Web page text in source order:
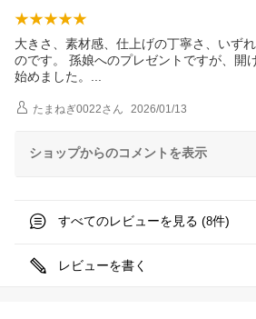
大きさ、素材感、仕上げの丁寧さ、いず
のです。 孫娘へのプレゼントですが、開
始めました 。
たまねぎ0022さん 2026/01/13
ショップからのコメントを表示
すべてのレビューを見る (8件)
レビューを書く